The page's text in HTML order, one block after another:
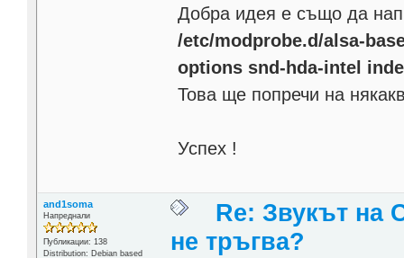
Добра идея е също да
/etc/modprobe.d/alsa-
options snd-hda-intel
Това ще попречи на
Успех !
and1soma
Напреднали
Публикации: 138
Distribution: Debian based
Re: Звукът на
не тръгва?